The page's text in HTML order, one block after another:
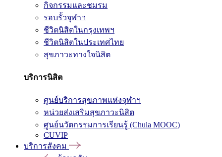
กิจกรรมและชมรม
รอบรั้วจุฬาฯ
ชีวิตนิสิตในกรุงเทพฯ
ชีวิตนิสิตในประเทศไทย
สุขภาวะทางใจนิสิต
บริการนิสิต
ศูนย์บริการสุขภาพแห่งจุฬาฯ
หน่วยส่งเสริมสุขภาวะนิสิต
ศูนย์นวัตกรรมการเรียนรู้ (Chula MOOC)
CUVIP
บริการสังคม